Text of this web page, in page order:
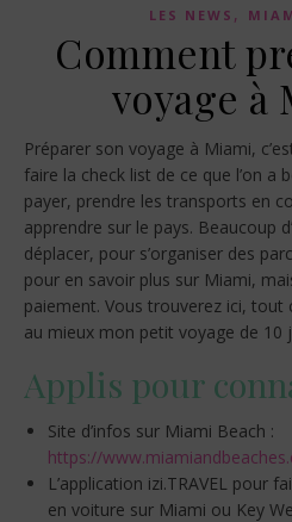
LES NEWS ,
Comment
voyage à
Préparer son voyage à Miami,
faire la check list de ce que l’on a
payer, prendre les transports en
apprendre sur le pays. Beaucoup
déplacer, pour s’organiser des
pour en savoir plus sur Miami,
paiement. Vous trouverez ici, tout
au mieux mon petit voyage de 10
Applis pour
Site d’infos sur Miami Beach :
https://
L’application izi.TRAVEL pour
en voiture sur Miami ou Key